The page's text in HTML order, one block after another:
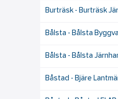
Burträsk - Burträsk
Bålsta - Bålsta
Bålsta - Bålsta
Båstad - Bjäre